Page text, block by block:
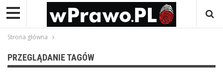
Strona główna
PRZEGLĄDANIE TAGÓW